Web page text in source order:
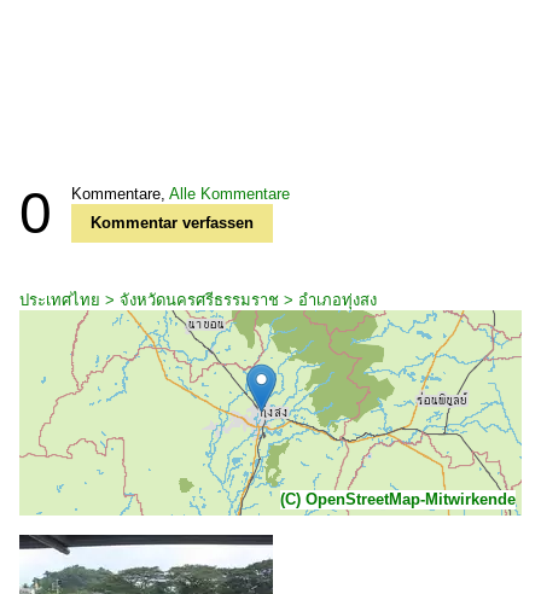
0 Kommentare, Alle Kommentare
Kommentar verfassen
ประเทศไทย > จังหวัดนครศรีธรรมราช > อำเภอทุ่งสง
(C) OpenStreetMap-Mitwirkende